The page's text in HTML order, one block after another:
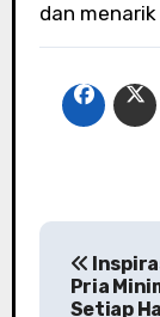
dan
Pria
Setiap